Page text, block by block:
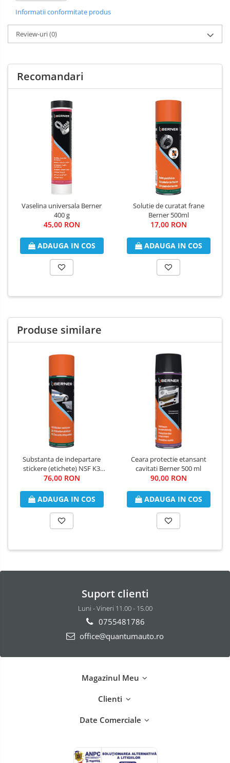
Adecvat pentru lanțurile O/X/Z
Protecție eficientă împotriva coroziunii
Conține inhibitori de coroziune
Fără adaos de siliconi sau rășini
Îndepărtaţi murdăria, pulverizaţi produsul pe suprafaţa curăţată
şi lăsaţi să se evapore.
După utilizare, întoarceţi recipientul cu capul în jos şi pulverizaţi
Informatii conformitate produs
Review-uri(0)
Recomandari
Vaselina universala Berner
400 g
45,00 RON
ADAUGA IN COS
Solutie de curatat frane
Berner 500ml
17,00 RON
ADAUGA IN COS
Produse similare
Substanta de indepartare
stickere (etichete) NSF K3
Berner 500 ml
76,00 RON
ADAUGA IN COS
Ceara protectie etansant
cavitati Berner 500 ml
90,00 RON
ADAUGA IN COS
Suport clienti
Luni - Vineri 11.00 - 15.00
0755481786
office@quantumauto.ro
Magazinul Meu
Clienti
Date Comerciale